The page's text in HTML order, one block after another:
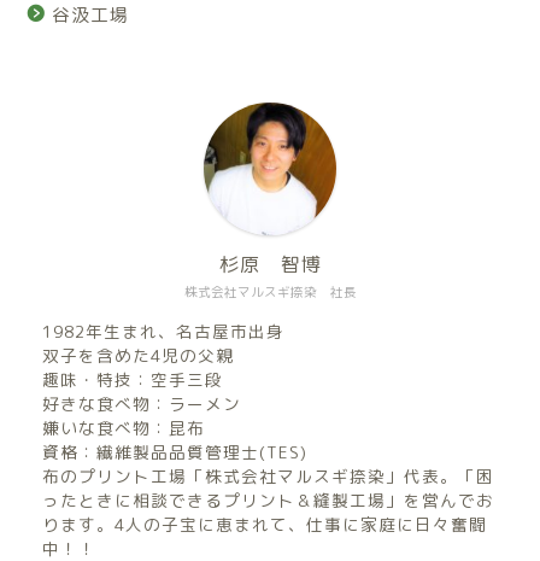
谷汲工場
株式会社マルスギ捺染 社長
杉原 智博
1982年生まれ、名古屋市出身
双子を含めた4児の父親
趣味・特技：空手三段
好きな食べ物：ラーメン
嫌いな食べ物：昆布
資格：繊維製品品質管理士(TES)
布のプリント工場「株式会社マルスギ捺染」代表。「困
ったときに相談できるプリント＆縫製工場」を営んでお
ります。4人の子宝に恵まれて、仕事に家庭に日々奮闘
中！！